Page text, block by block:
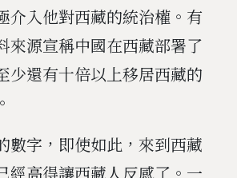
介入他對西藏的統治權。有
來源宣稱中國在西藏部署了
少還有十倍以上移居西藏的
數字，即使如此，來到西藏
經高得讓西藏人反感了。一